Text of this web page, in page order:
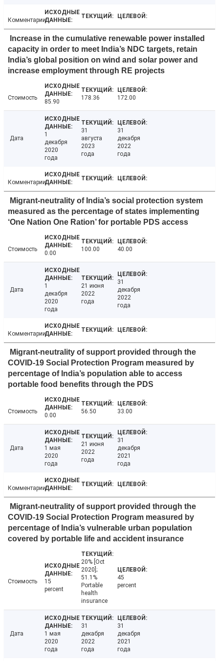
Комментарии
Increase in the cumulative renewable power installed
capacity in order to meet India’s NDC targets, retain
India’s global position on wind and solar power and
increase employment through RE projects
Стоимость
85.90
178.36 172.00
Дата
1
декабря
2020
года
31
августа
2023
года
31
декабря
2022
года
Комментарии
Migrant-neutrality of India’s social protection system
measured as the percentage of states implementing
‘One Nation One Ration’ for portable PDS access
Стоимость
0.00
100.00 40.00
Дата
1
декабря
2020
года
21 июня
2022
года
31
декабря
2022
года
Комментарии
Migrant-neutrality of support provided through the
COVID-19 Social Protection Program measured by
percentage of India’s population able to access
portable food benefits through the PDS
Стоимость
0.00
56.50 33.00
Дата
1 мая
2020
года
21 июня
2022
года
31
декабря
2021
года
Комментарии
Migrant-neutrality of support provided through the
COVID-19 Social Protection Program measured by
percentage of India’s vulnerable urban population
covered by portable life and accident insurance
Стоимость
15
percent
20% [Oct
2020];
51.1%
Portable
health
insurance
45
percent
Дата
1 мая
2020
года
31
декабря
2022
года
31
декабря
2021
года